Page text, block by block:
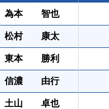
為本 智也
松村 康太
東本 勝利
信濃 由行
土山 卓也